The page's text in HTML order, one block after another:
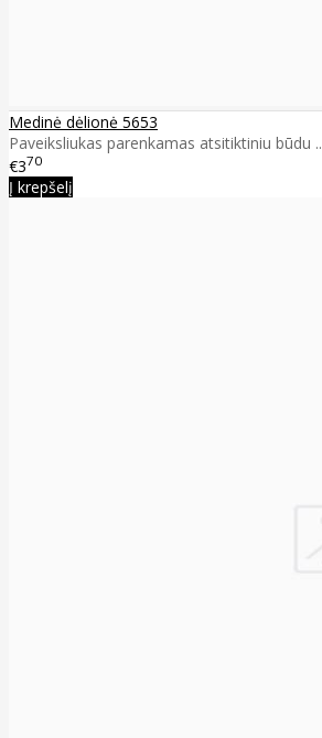
Medinė dėlionė 5653
Paveiksliukas parenkamas atsitiktiniu būdu ..
€370
Į krepšelį